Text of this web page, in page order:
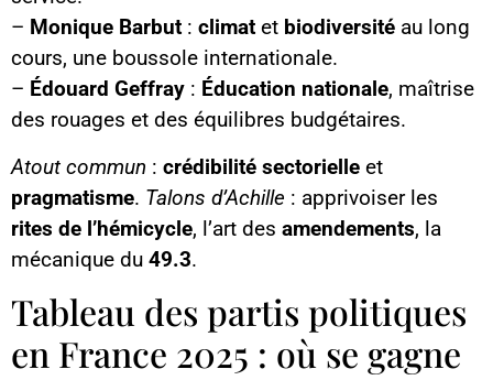
– Monique Barbut : climat et biodiversité au long
cours, une boussole internationale.
– Édouard Geffray : Éducation nationale, maîtrise
des rouages et des équilibres budgétaires.
Atout commun : crédibilité sectorielle et
pragmatisme. Talons d’Achille : apprivoiser les
rites de l’hémicycle, l’art des amendements, la
mécanique du 49.3.
Tableau des partis politiques
en France 2025 : où se gagne